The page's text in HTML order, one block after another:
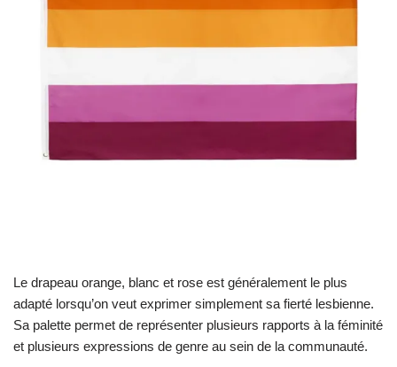
Le drapeau orange, blanc et rose est généralement le plus
adapté lorsqu’on veut exprimer simplement sa fierté lesbienne.
Sa palette permet de représenter plusieurs rapports à la féminité
et plusieurs expressions de genre au sein de la communauté.